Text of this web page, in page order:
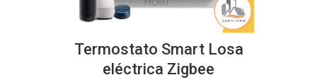
producto
tiene
Termostato Smart Losa
eléctrica Zigbee